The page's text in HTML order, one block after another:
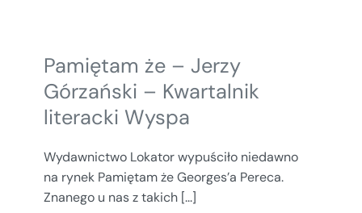
Pamiętam że – Jerzy
Górzański – Kwartalnik
literacki Wyspa
Wydawnictwo Lokator wypuściło niedawno
na rynek Pamiętam że Georges’a Pereca.
Znanego u nas z takich [...]